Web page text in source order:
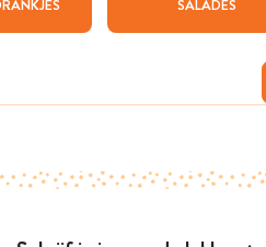
SALADES